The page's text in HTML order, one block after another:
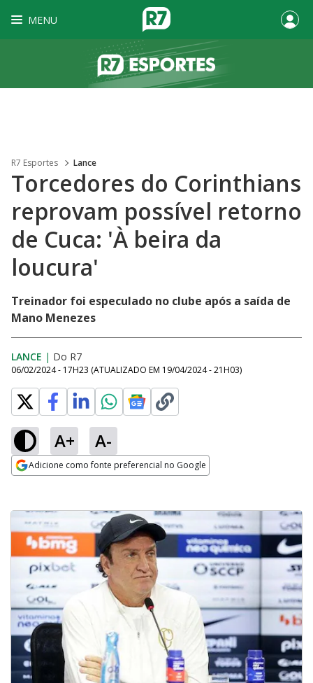
MENU
R7 Esportes Lance
Torcedores do Corinthians
reprovam possível retorno
de Cuca: 'À beira da
loucura'
Treinador foi especulado no clube após a saída de
Mano Menezes
LANCE | Do R7
06/02/2024 - 17H23 (ATUALIZADO EM 19/04/2024 - 21H03)
A+ A-
Adicione como fonte preferencial no Google